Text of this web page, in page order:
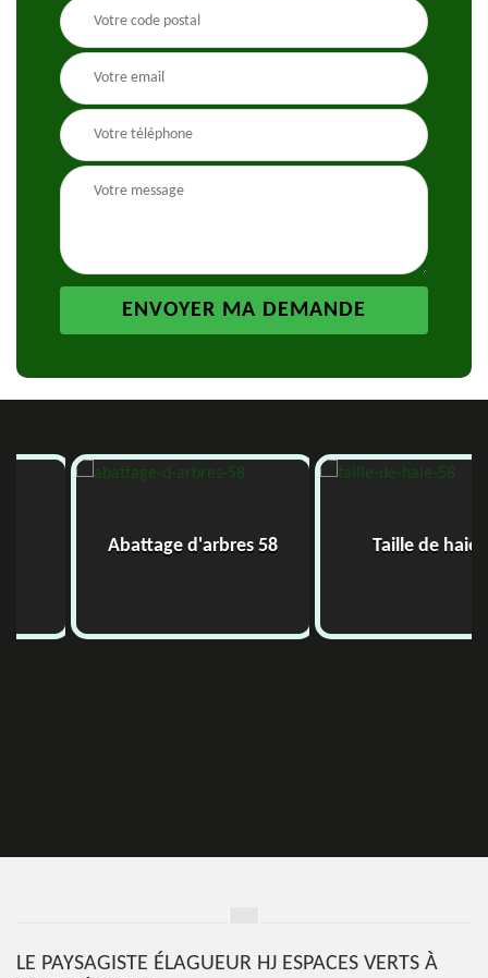
Abattage d'arbres 58 Taille de haie
LE PAYSAGISTE ÉLAGUEUR HJ ESPACES VERTS À